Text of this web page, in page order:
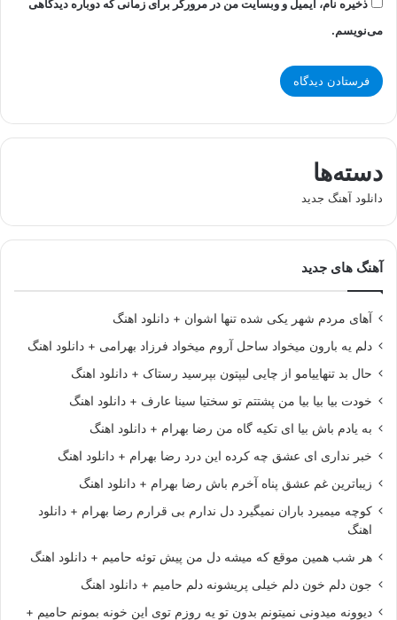
ذخیره نام، ایمیل و وبسایت من در مرورگر برای زمانی که دوباره دیدگاهی
می‌نویسم.
دسته‌ها
دانلود آهنگ جدید
آهنگ های جدید
آهای مردم شهر یکی شده تنها اشوان + دانلود اهنگ
دلم یه بارون میخواد ساحل آروم میخواد فرزاد بهرامی + دانلود اهنگ
حال بد تنهاییامو از چایی لیپتون بپرسید رستاک + دانلود اهنگ
خودت بیا بیا بیا من پشتتم تو سختیا سینا عارف + دانلود اهنگ
به یادم باش بیا ای تکیه گاه من رضا بهرام + دانلود اهنگ
خبر نداری ای عشق چه کرده این درد رضا بهرام + دانلود اهنگ
زیباترین غم عشق پناه آخرم باش رضا بهرام + دانلود اهنگ
کوچه میمیرد باران نمیگیرد دل ندارم بی قرارم رضا بهرام + دانلود
اهنگ
هر شب همین موقع که میشه دل من پیش توئه حامیم + دانلود اهنگ
جون دلم خون دلم خیلی پریشونه دلم حامیم + دانلود اهنگ
دیوونه میدونی نمیتونم بدون تو یه روزم توی این خونه بمونم حامیم +